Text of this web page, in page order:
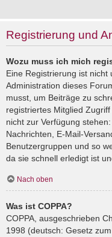
Registrierung und
Wozu muss ich mich
Eine Registrierung ist nicht
Administration dieses
musst, um Beiträge zu
registriertes Mitglied
nicht zur Verfügung
Nachrichten, E-Mail-
Benutzergruppen und so
da sie schnell erledigt ist
Nach oben
Was ist COPPA?
COPPA, ausgeschrieben
1998 (deutsch: Gesetz